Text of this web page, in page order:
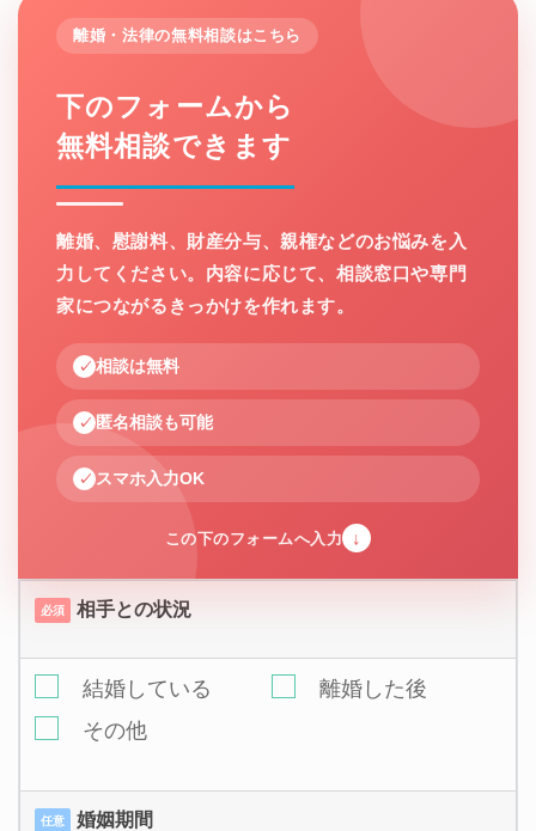
離婚・法律の無料相談はこちら
下のフォームから
無料相談できます
離婚、慰謝料、財産分与、親権などのお悩みを入
力してください。内容に応じて、相談窓口や専門
家につながるきっかけを作れます。
相談は無料
匿名相談も可能
スマホ入力OK
この下のフォームへ入力 ↓
必須 相手との状況
結婚している
離婚した後
その他
任意 婚姻期間